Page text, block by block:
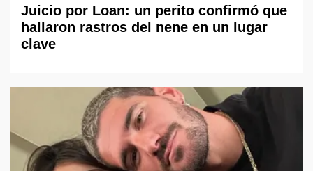
Juicio por Loan: un perito confirmó que
hallaron rastros del nene en un lugar
clave